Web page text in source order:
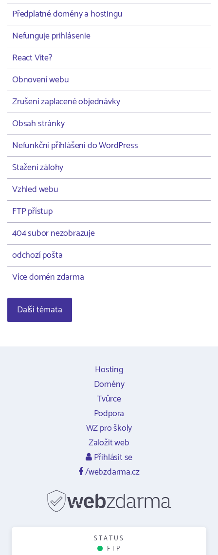
Předplatné domény a hostingu
Nefunguje prihlásenie
React Vite?
Obnovení webu
Zrušení zaplacené objednávky
Obsah stránky
Nefunkční přihlášení do WordPress
Stažení zálohy
Vzhled webu
FTP přístup
404 subor nezobrazuje
odchozí pošta
Více domén zdarma
Další témata
Hosting
Domény
Tvůrce
Podpora
WZ pro školy
Založit web
Přihlásit se
/webzdarma.cz
STATUS
FTP